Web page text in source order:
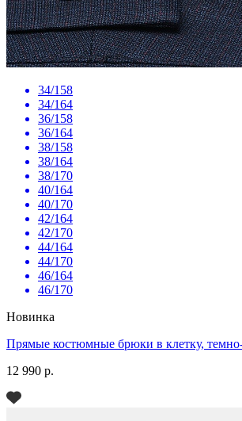
34/158
34/164
36/158
36/164
38/158
38/164
38/170
40/164
40/170
42/164
42/170
44/164
44/170
46/164
46/170
Новинка
Прямые костюмные брюки в клетку,
12 990 р.